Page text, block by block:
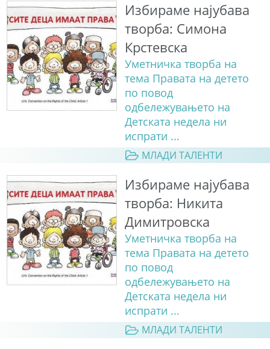
Избираме најубава
творба: Симона
Крстевска
Уметничка творба на
тема Правата на детето
по повод
одбележувањето на
Детската недела ни
испрати ...
МЛАДИ ТАЛЕНТИ
Избираме најубава
творба: Никита
Димитровска
Уметничка творба на
тема Правата на детето
по повод
одбележувањето на
Детската недела ни
испрати ...
МЛАДИ ТАЛЕНТИ